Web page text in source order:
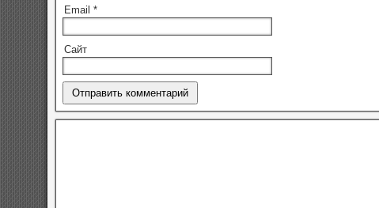
Email *
Сайт